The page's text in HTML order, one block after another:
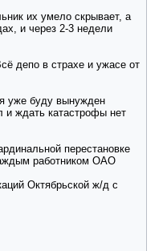
их умело скрывает, а
и через 2-3 недели
депо в страхе и ужасе от
уже буду вынужден
и ждать катастрофы нет
перестановке
работником ОАО
Октябрьской ж/д с